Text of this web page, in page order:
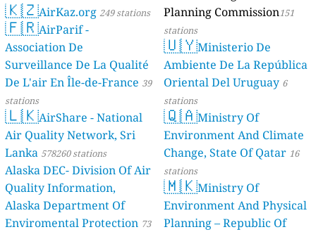
🇰🇿AirKaz.org 249 stations
🇫🇷AirParif -
Association De
Surveillance De La Qualité
De L'air En Île-de-France 39
stations
🇱🇰AirShare - National
Air Quality Network, Sri
Lanka 578260 stations
Alaska DEC- Division Of Air
Quality Information,
Alaska Department Of
Enviromental Protection 73
Planning Commission151
stations
🇺🇾Ministerio De
Ambiente De La República
Oriental Del Uruguay 6
stations
🇶🇦Ministry Of
Environment And Climate
Change, State Of Qatar 16
stations
🇲🇰Ministry Of
Environment And Physical
Planning – Republic Of